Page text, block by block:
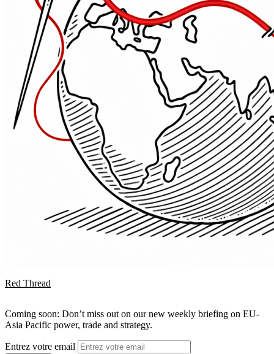
Red Thread
Coming soon: Don’t miss out on our new weekly briefing on EU-
Asia Pacific power, trade and strategy.
Entrez votre email